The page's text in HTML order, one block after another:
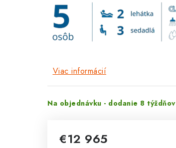
Viac informácií
Na objednávku - dodanie 8 týždňov
€12 965